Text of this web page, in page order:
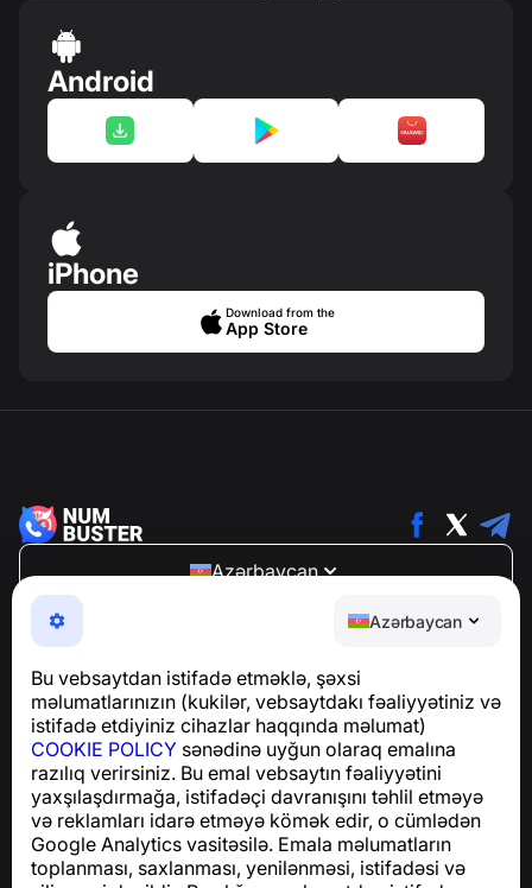
Azərbaycan
Bu vebsaytdan istifadə etməklə, şəxsi
məlumatlarınızın (kukilər, vebsaytdakı fəaliyyətiniz və
istifadə etdiyiniz cihazlar haqqında məlumat)
COOKIE POLICY sənədinə uyğun olaraq emalına
razılıq verirsiniz. Bu emal vebsaytın fəaliyyətini
yaxşılaşdırmağa, istifadəçi davranışını təhlil etməyə
və reklamları idarə etməyə kömək edir, o cümlədən
Google Analytics vasitəsilə. Emala məlumatların
toplanması, saxlanması, yenilənməsi, istifadəsi və
Android
iPhone
Download from the
App Store
Azərbaycan
NumBuster © 2013—2026 ·
support@numbuster.com
Telefon fırıldaqlarından, spam və arzuolunmaz
GDPR uyğunluğu ilə bağlı suallar üçün:
support@numbuster.com
Yardım Mərkəzi
Xəbərlər və Məqalələr
Layihə haqqında
Əlaqə